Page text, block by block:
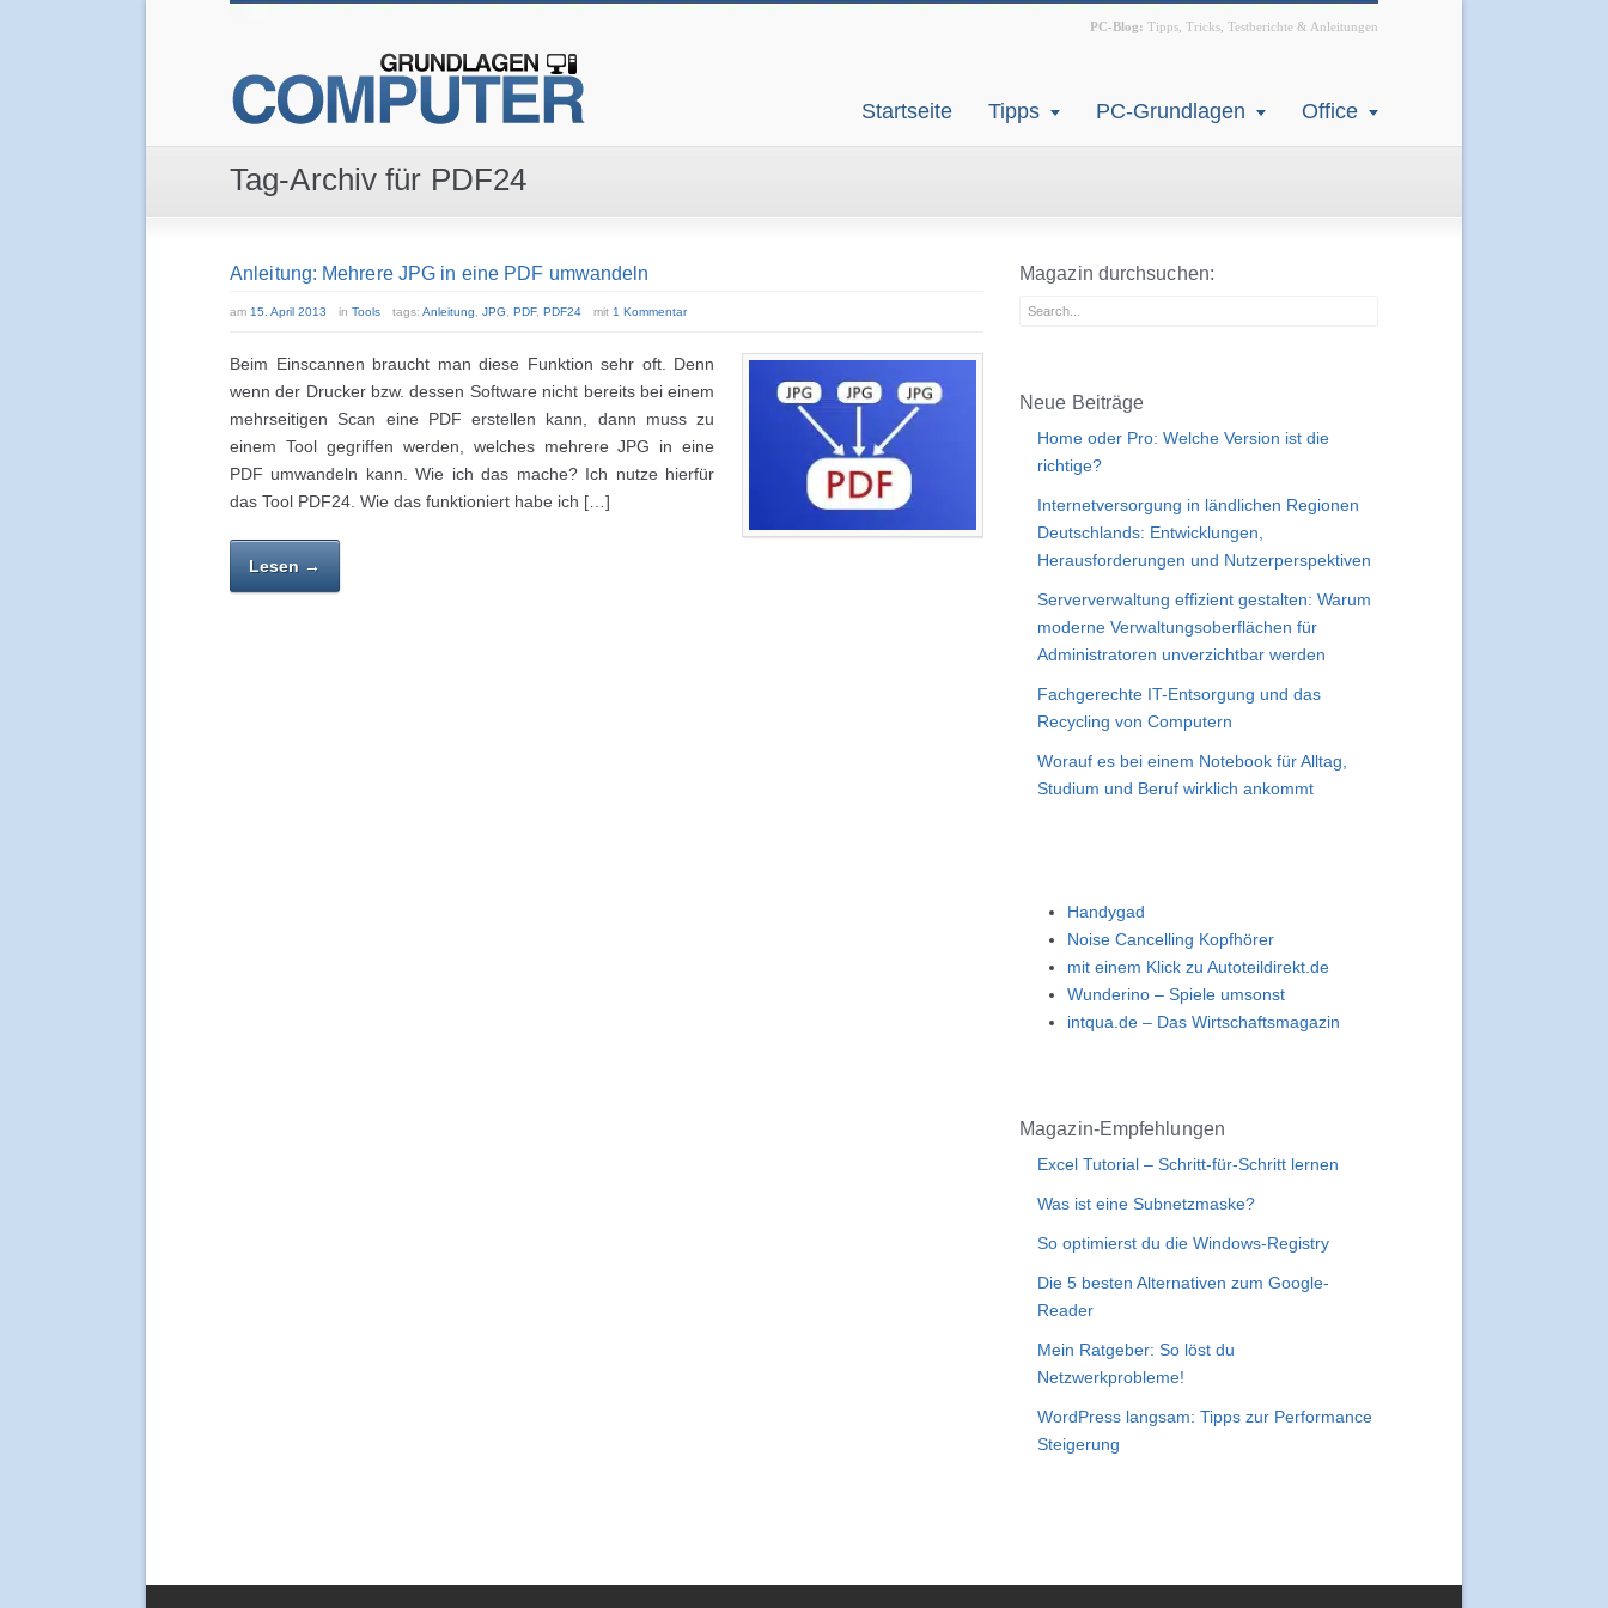
PC-Blog: Tipps, Tricks, Testberichte & Anleitungen
Startseite Tipps PC-Grundlagen Office
Tag-Archiv für PDF24
Anleitung: Mehrere JPG in eine PDF umwandeln
am 15. April 2013 in Tools tags: Anleitung, JPG, PDF, PDF24 mit 1 Kommentar
Beim Einscannen braucht man diese Funktion sehr oft. Denn
wenn der Drucker bzw. dessen Software nicht bereits bei einem
mehrseitigen Scan eine PDF erstellen kann, dann muss zu
einem Tool gegriffen werden, welches mehrere JPG in eine
PDF umwandeln kann. Wie ich das mache? Ich nutze hierfür
das Tool PDF24. Wie das funktioniert habe ich […]
Lesen →
Magazin durchsuchen:
Neue Beiträge
Home oder Pro: Welche Version ist die
richtige?
Internetversorgung in ländlichen Regionen
Deutschlands: Entwicklungen,
Herausforderungen und Nutzerperspektiven
Serververwaltung effizient gestalten: Warum
moderne Verwaltungsoberflächen für
Administratoren unverzichtbar werden
Fachgerechte IT-Entsorgung und das
Recycling von Computern
Worauf es bei einem Notebook für Alltag,
Studium und Beruf wirklich ankommt
Handygad
Noise Cancelling Kopfhörer
mit einem Klick zu Autoteildirekt.de
Wunderino – Spiele umsonst
intqua.de – Das Wirtschaftsmagazin
Magazin-Empfehlungen
Excel Tutorial – Schritt-für-Schritt lernen
Was ist eine Subnetzmaske?
So optimierst du die Windows-Registry
Die 5 besten Alternativen zum Google-
Reader
Mein Ratgeber: So löst du
Netzwerkprobleme!
WordPress langsam: Tipps zur Performance
Steigerung